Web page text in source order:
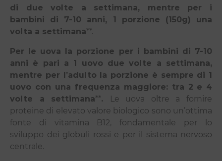
di due volte a settimana, mentre per i
bambini di 7-10 anni, 1 porzione (150g) una
volta a settimana**.
Per le uova la porzione per i bambini di 7-10
anni è pari a 1 uovo due volte a settimana,
mentre per l’adulto la porzione è sempre di 1
uovo con una frequenza maggiore: tra 2 e 4
volte a settimana**.
Le uova oltre a fornire
proteine di elevato valore biologico sono un’ottima
fonte di vitamina B12, fondamentale per lo
sviluppo dei globuli rossi e per il sistema nervoso
centrale.